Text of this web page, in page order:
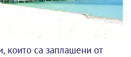
които са заплашени от